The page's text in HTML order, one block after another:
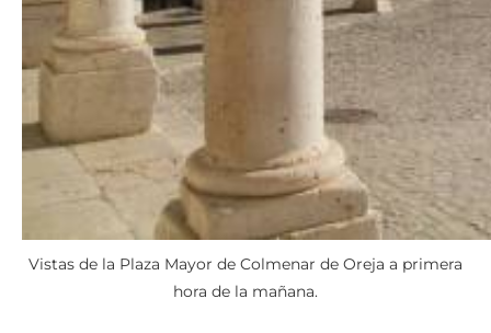
Vistas de la Plaza Mayor de Colmenar de Oreja a primera
hora de la mañana.